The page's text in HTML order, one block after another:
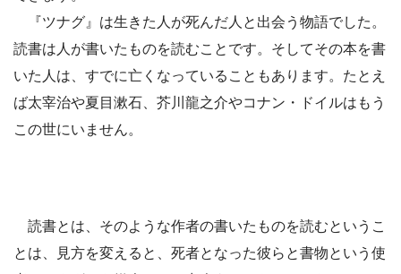
『ツナグ』は生きた人が死んだ人と出会う物語でした。
読書は人が書いたものを読むことです。そしてその本を書
いた人は、すでに亡くなっていることもあります。たとえ
ば太宰治や夏目漱石、芥川龍之介やコナン・ドイルはもう
この世にいません。
読書とは、そのような作者の書いたものを読むというこ
とは、見方を変えると、死者となった彼らと書物という使